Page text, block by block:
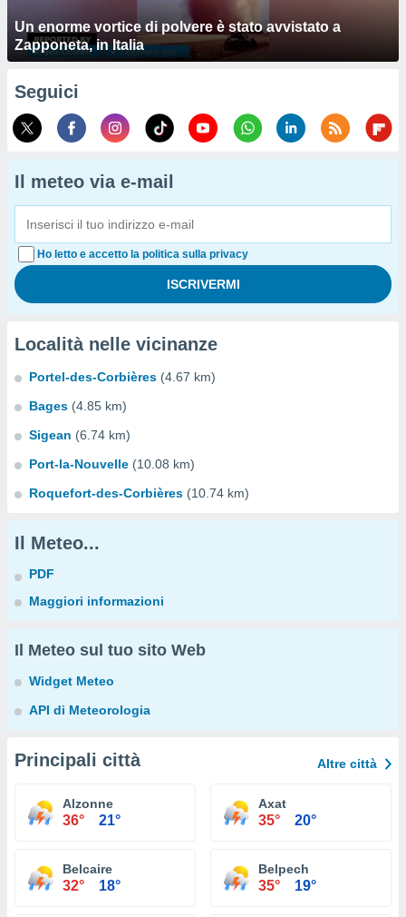
Un enorme vortice di polvere è stato avvistato a
Zapponeta, in Italia
Seguici
Il meteo via e-mail
Ho letto e accetto la politica sulla privacy
Località nelle vicinanze
Portel-des-Corbières (4.67 km)
Bages (4.85 km)
Sigean (6.74 km)
Port-la-Nouvelle (10.08 km)
Roquefort-des-Corbières (10.74 km)
Il Meteo...
PDF
Maggiori informazioni
Il Meteo sul tuo sito Web
Widget Meteo
API di Meteorologia
Principali città Altre città
Alzonne
36° 21°
Axat
35° 20°
Belcaire
32° 18°
Belpech
35° 19°